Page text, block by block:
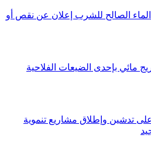
الصالح للشرب إعلان عن نقص أو
مائي بإحدى الضيعات الفلاحية
تدشين وإطلاق مشاريع تنموية